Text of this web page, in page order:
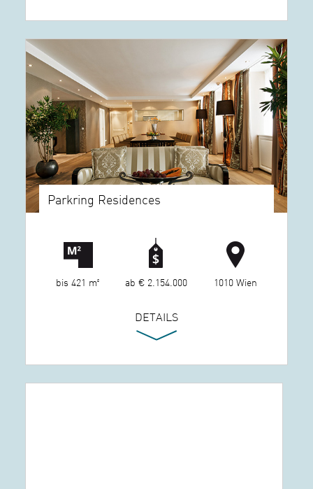
Parkring Residences
bis 421 m² ab € 2.154.000 1010 Wien
DETAILS